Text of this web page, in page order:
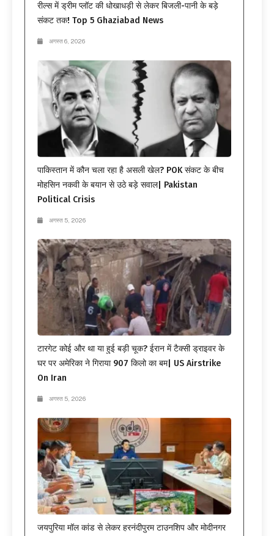
रील्स में ड्रीम प्लॉट की धोखाधड़ी से लेकर बिजली-पानी के बड़े
संकट तक! Top 5 Ghaziabad News
अगस्त 6, 2026
पाकिस्तान में कौन चला रहा है असली खेल? POK संकट के बीच
मोहसिन नकवी के बयान से उठे बड़े सवाल| Pakistan
Political Crisis
अगस्त 5, 2026
टारगेट कोई और था या हुई बड़ी चूक? ईरान में टैक्सी ड्राइवर के
घर पर अमेरिका ने गिराया 907 किलो का बम| US Airstrike
On Iran
अगस्त 5, 2026
जयपुरिया मॉल कांड से लेकर हरनंदीपुरम टाउनशिप और मोदीनगर